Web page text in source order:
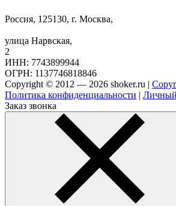
Россия, 125130, г. Москва,
улица Нарвская,
2
ИНН: 7743899944
ОГРН: 1137746818846
Copyright © 2012 — 2026 shoker.ru |
Политика конфиденциальности |
Заказ звонка